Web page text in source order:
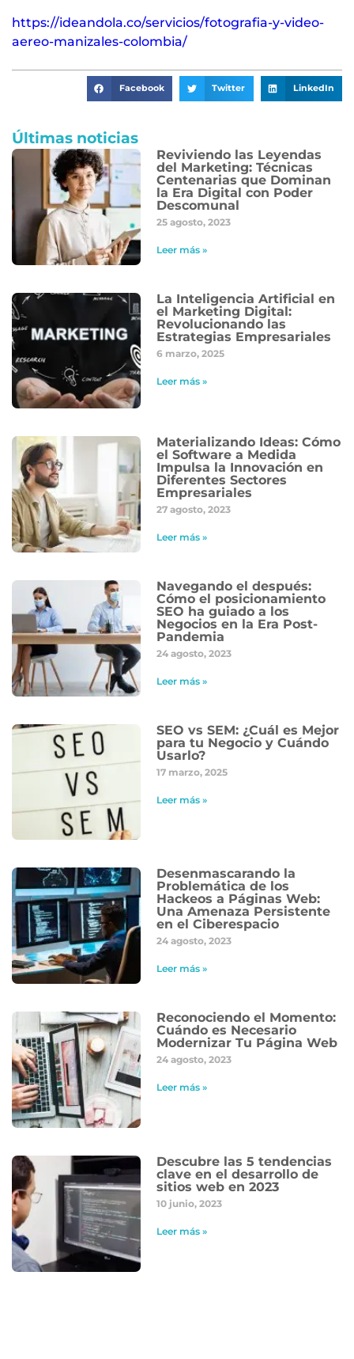
https://ideandola.co/servicios/fotografia-y-video-
aereo-manizales-colombia/
Facebook Twitter LinkedIn
Últimas noticias
Reviviendo las Leyendas
del Marketing: Técnicas
Centenarias que Dominan
la Era Digital con Poder
Descomunal
25 agosto, 2023
Leer más »
La Inteligencia Artificial en
el Marketing Digital:
Revolucionando las
Estrategias Empresariales
6 marzo, 2025
Leer más »
Materializando Ideas: Cómo
el Software a Medida
Impulsa la Innovación en
Diferentes Sectores
Empresariales
27 agosto, 2023
Leer más »
Navegando el después:
Cómo el posicionamiento
SEO ha guiado a los
Negocios en la Era Post-
Pandemia
24 agosto, 2023
Leer más »
SEO vs SEM: ¿Cuál es Mejor
para tu Negocio y Cuándo
Usarlo?
17 marzo, 2025
Leer más »
Desenmascarando la
Problemática de los
Hackeos a Páginas Web:
Una Amenaza Persistente
en el Ciberespacio
24 agosto, 2023
Leer más »
Reconociendo el Momento:
Cuándo es Necesario
Modernizar Tu Página Web
24 agosto, 2023
Leer más »
Descubre las 5 tendencias
clave en el desarrollo de
sitios web en 2023
10 junio, 2023
Leer más »